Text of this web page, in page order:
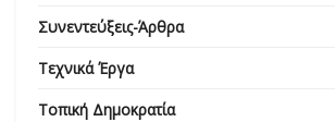
Συνεντεύξεις-Άρθρα
Τεχνικά Έργα
Τοπική Δημοκρατία